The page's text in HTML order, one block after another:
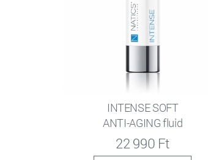
INTENSE SOFT
ANTI-AGING fluid
22 990 Ft